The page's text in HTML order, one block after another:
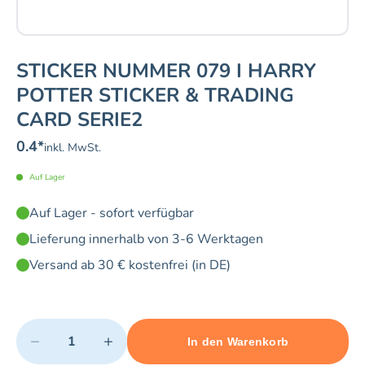
STICKER NUMMER 079 I HARRY
POTTER STICKER & TRADING
CARD SERIE2
0.4*inkl. MwSt.
Auf Lager
Auf Lager - sofort verfügbar
Lieferung innerhalb von 3-6 Werktagen
Versand ab 30 € kostenfrei (in DE)
Quantity
− +
Minimum quantity: 1 Maximum quantity: 3
In den Warenkorb
Add 1 item to cart